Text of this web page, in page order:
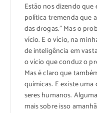
Estão nos dizendo
política tremenda que
das drogas.” Mas o
vício. E o vício, na
de inteligência em
o vício que conduz o
Mas é claro que
químicas. E existe
seres humanos.
mais sobre isso